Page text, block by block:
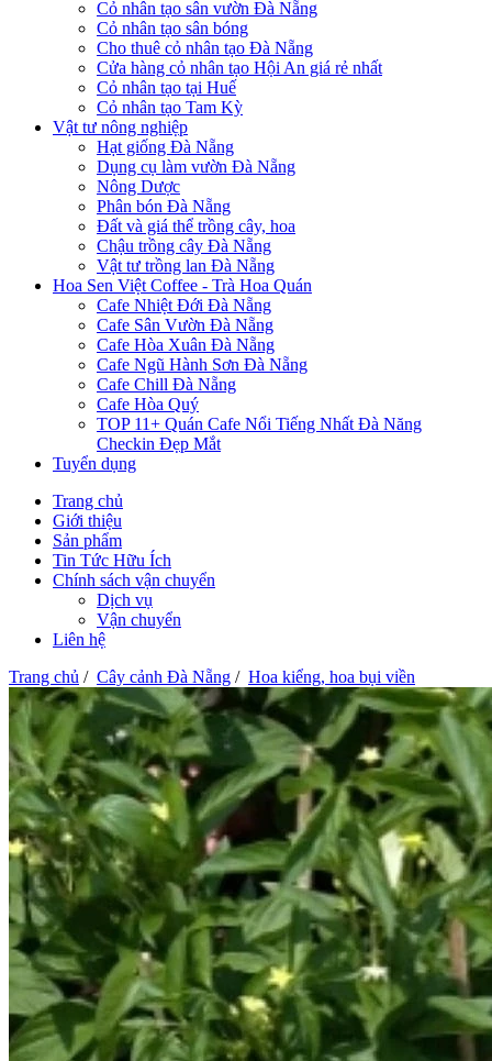
Cỏ nhân tạo sân vườn Đà Nẵng
Cỏ nhân tạo sân bóng
Cho thuê cỏ nhân tạo Đà Nẵng
Cửa hàng cỏ nhân tạo Hội An giá rẻ nhất
Cỏ nhân tạo tại Huế
Cỏ nhân tạo Tam Kỳ
Vật tư nông nghiệp
Hạt giống Đà Nẵng
Dụng cụ làm vườn Đà Nẵng
Nông Dược
Phân bón Đà Nẵng
Đất và giá thể trồng cây, hoa
Chậu trồng cây Đà Nẵng
Vật tư trồng lan Đà Nẵng
Hoa Sen Việt Coffee - Trà Hoa Quán
Cafe Nhiệt Đới Đà Nẵng
Cafe Sân Vườn Đà Nẵng
Cafe Hòa Xuân Đà Nẵng
Cafe Ngũ Hành Sơn Đà Nẵng
Cafe Chill Đà Nẵng
Cafe Hòa Quý
TOP 11+ Quán Cafe Nổi Tiếng Nhất Đà Năng
Checkin Đẹp Mắt
Tuyển dụng
Trang chủ
Giới thiệu
Sản phẩm
Tin Tức Hữu Ích
Chính sách vận chuyển
Dịch vụ
Vận chuyển
Liên hệ
Trang chủ / Cây cảnh Đà Nẵng / Hoa kiểng, hoa bụi viền